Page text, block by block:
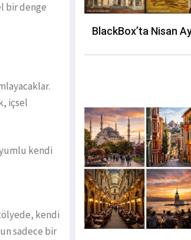
bir denge
içsel
kendi
kendi
sadece bir
BlackBox’ta Nisan